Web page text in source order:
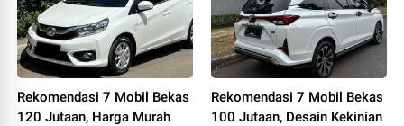
Rekomendasi 7 Mobil Bekas
120 Jutaan, Harga Murah
Rekomendasi 7 Mobil Bekas
100 Jutaan, Desain Kekinian